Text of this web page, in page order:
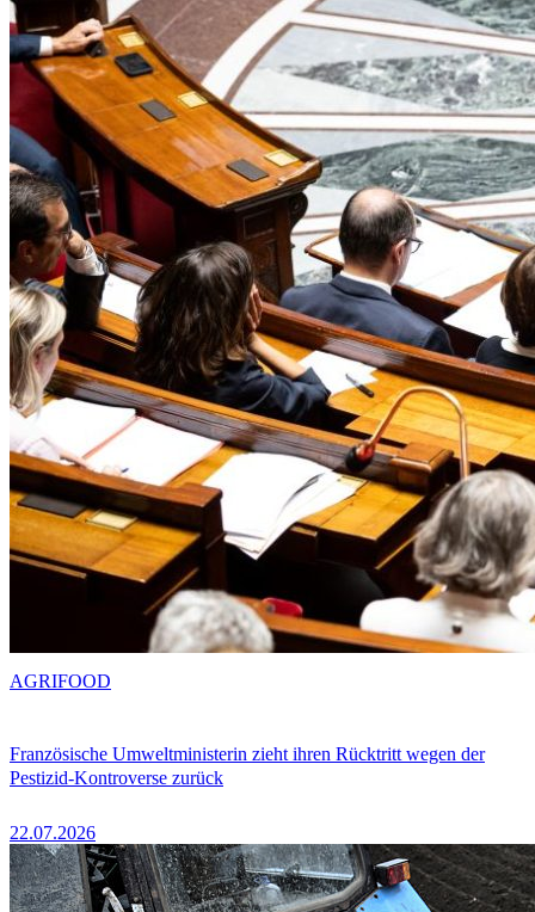
Französische Umweltministerin zieht ihren Rücktritt wegen der
Pestizid-Kontroverse zurück
22.07.2026
AGRIFOOD